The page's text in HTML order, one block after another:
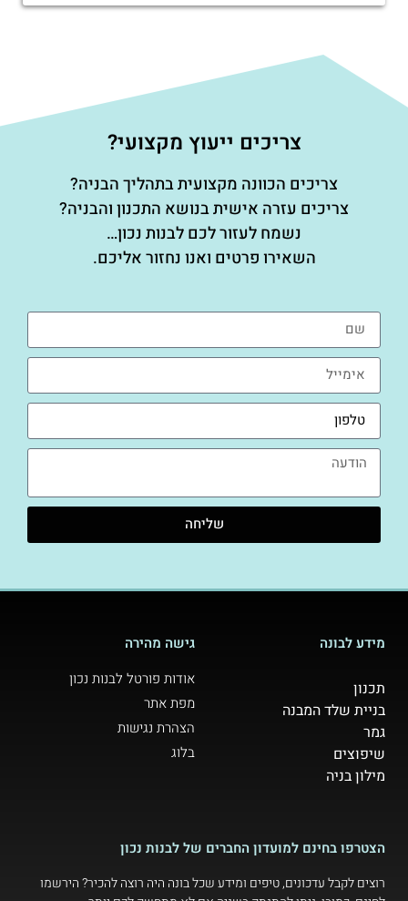
צריכים ייעוץ מקצועי?
צריכים הכוונה מקצועית בתהליך הבניה?
צריכים עזרה אישית בנושא התכנון והבניה?
נשמח לעזור לכם לבנות נכון…
השאירו פרטים ואנו נחזור אליכם.
שליחה
מידע לבונה
תכנון
בניית שלד המבנה
גמר
שיפוצים
מילון בניה
גישה מהירה
אודות פורטל לבנות נכון
מפת אתר
הצהרת נגישות
בלוג
הצטרפו בחינם למועדון החברים של לבנות נכון
רוצים לקבל עדכונים, טיפים ומידע שכל בונה היה רוצה להכיר? הירשמו